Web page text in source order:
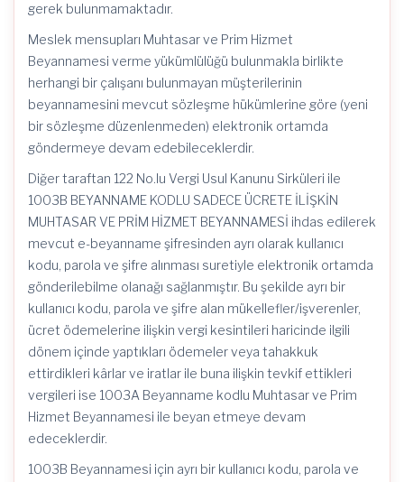
gerek bulunmamaktadır.
Meslek mensupları Muhtasar ve Prim Hizmet
Beyannamesi verme yükümlülüğü bulunmakla birlikte
herhangi bir çalışanı bulunmayan müşterilerinin
beyannamesini mevcut sözleşme hükümlerine göre (yeni
bir sözleşme düzenlenmeden) elektronik ortamda
göndermeye devam edebileceklerdir.
Diğer taraftan 122 No.lu Vergi Usul Kanunu Sirküleri ile
1003B BEYANNAME KODLU SADECE ÜCRETE İLİŞKİN
MUHTASAR VE PRİM HİZMET BEYANNAMESİ ihdas edilerek
mevcut e-beyanname şifresinden ayrı olarak kullanıcı
kodu, parola ve şifre alınması suretiyle elektronik ortamda
gönderilebilme olanağı sağlanmıştır. Bu şekilde ayrı bir
kullanıcı kodu, parola ve şifre alan mükellefler/işverenler,
ücret ödemelerine ilişkin vergi kesintileri haricinde ilgili
dönem içinde yaptıkları ödemeler veya tahakkuk
ettirdikleri kârlar ve iratlar ile buna ilişkin tevkif ettikleri
vergileri ise 1003A Beyanname kodlu Muhtasar ve Prim
Hizmet Beyannamesi ile beyan etmeye devam
edeceklerdir.
1003B Beyannamesi için ayrı bir kullanıcı kodu, parola ve